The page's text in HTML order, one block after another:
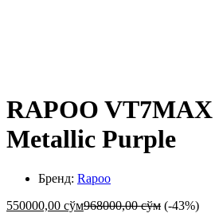
RAPOO
Metallic Purple
Бренд: Rapoo
550000,00 сўм968000,00сўм (-43%)